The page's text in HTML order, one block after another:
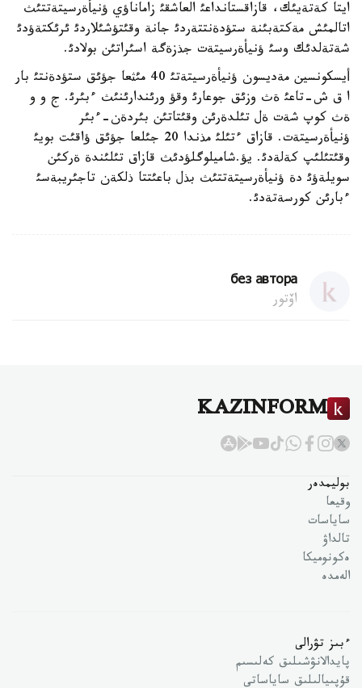
ايتا كةتةيئك، قازاقستانداعئ العاشقئ زاماناؤي ؤنيأةرسيتةتتئث
اتالمئش مةكتةبئنة ستؤدةنتتةردئ جانة وقئتؤشئلاردئ ئرئكتةؤدئ
شةتةلدئك وسئ ؤنيأةرسيتةت جذزةگة اسئراتئن بولادئ.
أيسكونسين مةديسون ؤنيأةرسيتةتئ 40 مئثعا جؤئق ستؤدةنتئ بار
ا ق ش-تاعئ ةث وزئق جوعارئ وقؤ ورئندارئنئث ءبئرئ. ج و و
ةث كوپ شةت ةل تئلدةرئن وقئتاتئن بئردةن-ءبئر
ؤنيأةرسيتةت. قازاق ءتئلئ مذندا 20 جئلعا جؤئق ؤاقئت بويئ
وقئتئلئپ كةلةدئ. يؤ.شاميلوگلؤدئث قازاق تئلئندة ةركئن
سويلةؤئ دة ؤنيأةرسيتةتتئث بذل باعئتتا ذلكةن تاجئريبةسئ
ءبارئن كورسةتةدئ.
без автора
اۆتور
KAZINFORM
بوليمدەر
وقيعا
ساياسات
تالداۋ
ەكونوميكا
الەمدە
ءبىز تۋرالى
پايدالانۋشىلىق كەلىسىم
قۇپىيالىلىق ساياساتى